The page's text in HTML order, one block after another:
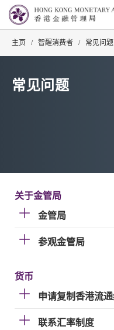
主页 / 智醒消费者 / 常见问题
常见问题
关于金管局
金管局
参观金管局
货币
申请复制香港流
联系汇率制度